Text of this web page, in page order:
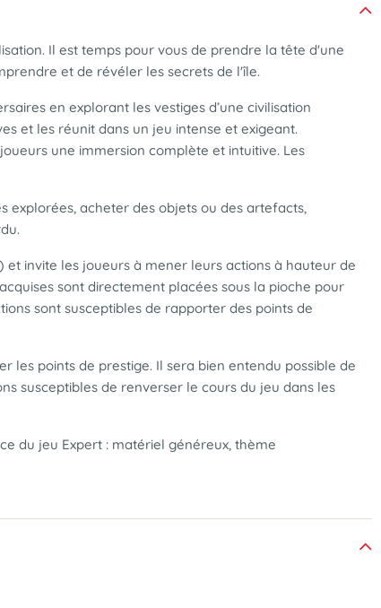
Il est temps pour vous de prendre la tête d'une
et de révéler les secrets de l'île.
en explorant les vestiges d’une civilisation
et les réunit dans un jeu intense et exigeant.
une immersion complète et intuitive. Les
explorées, acheter des objets ou des artefacts,
invite les joueurs à mener leurs actions à hauteur de
sont directement placées sous la pioche pour
sont susceptibles de rapporter des points de
les points de prestige. Il sera bien entendu possible de
susceptibles de renverser le cours du jeu dans les
du jeu Expert : matériel généreux, thème